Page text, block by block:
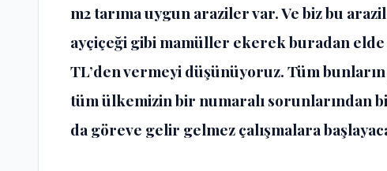
m2 tarıma uygun araziler var. Ve biz bu
ayçiçeği gibi mamüller ekerek buradan
TL’den vermeyi düşünüyoruz. Tüm
tüm ülkemizin bir numaralı sorunlarından
da göreve gelir gelmez çalışmalara